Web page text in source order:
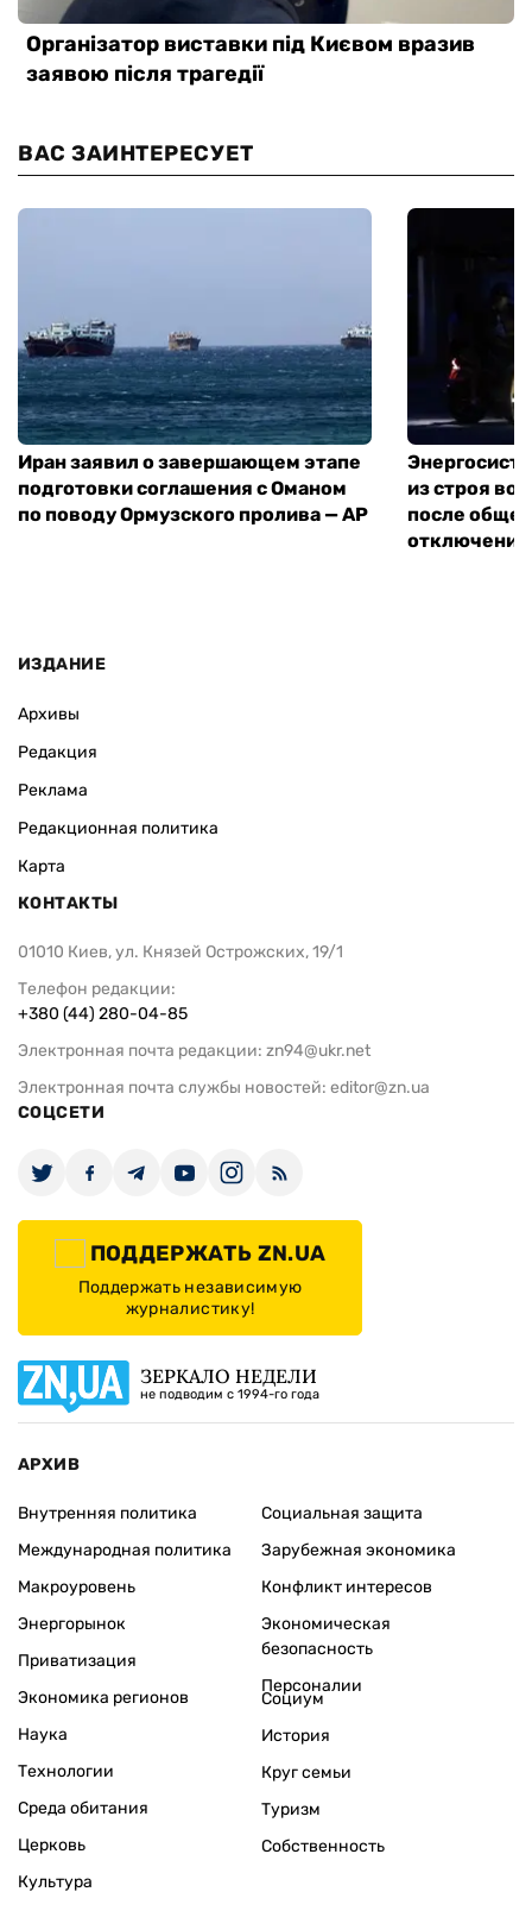
ВАС ЗАИНТЕРЕСУЕТ
Иран заявил о завершающем этапе
подготовки соглашения с Оманом
по поводу Ормузского пролива — AP
из строя во
после
отключения
ИЗДАНИЕ
Архивы
Редакция
Реклама
Редакционная политика
Карта
КОНТАКТЫ
01010 Киев, ул. Князей Острожских, 19/1
Телефон редакции:
+380 (44) 280-04-85
Электронная почта редакции: zn94@ukr.net
Электронная почта службы новостей: editor@zn.ua
СОЦСЕТИ
ПОДДЕРЖАТЬ ZN.UA
Поддержать независимую
журналистику!
ЗЕРКАЛО НЕДЕЛИ
не подводим с 1994-го года
АРХИВ
Внутренняя политика
Международная политика
Макроуровень
Энергорынок
Приватизация
Экономика регионов
Социальная защита
Зарубежная экономика
Конфликт интересов
Экономическая
безопасность
Персоналии
Наука
Технологии
Среда обитания
Церковь
Культура
Социум
История
Круг семьи
Туризм
Собственность